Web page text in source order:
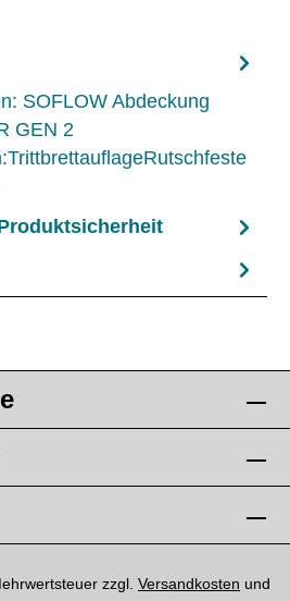
SOFLOW Abdeckung
GEN 2
zzgl. Versandkosten und